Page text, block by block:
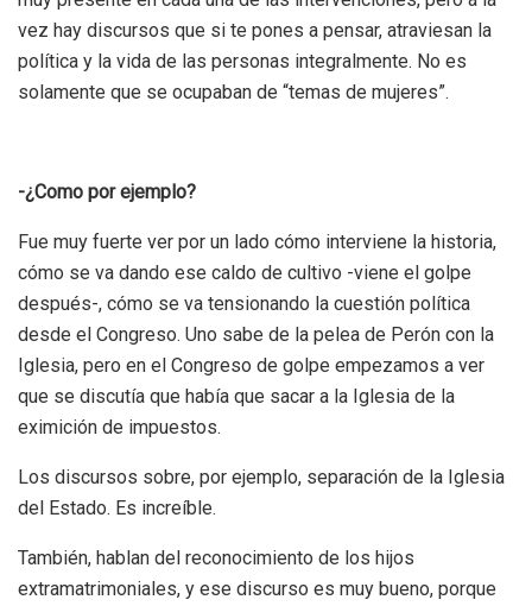
vez hay discursos que si te pones a pensar, atraviesan la
política y la vida de las personas integralmente. No es
solamente que se ocupaban de “temas de mujeres”.
-¿Como por ejemplo?
Fue muy fuerte ver por un lado cómo interviene la historia,
cómo se va dando ese caldo de cultivo -viene el golpe
después-, cómo se va tensionando la cuestión política
desde el Congreso. Uno sabe de la pelea de Perón con la
Iglesia, pero en el Congreso de golpe empezamos a ver
que se discutía que había que sacar a la Iglesia de la
eximición de impuestos.
Los discursos sobre, por ejemplo, separación de la Iglesia
del Estado. Es increíble.
También, hablan del reconocimiento de los hijos
extramatrimoniales, y ese discurso es muy bueno, porque